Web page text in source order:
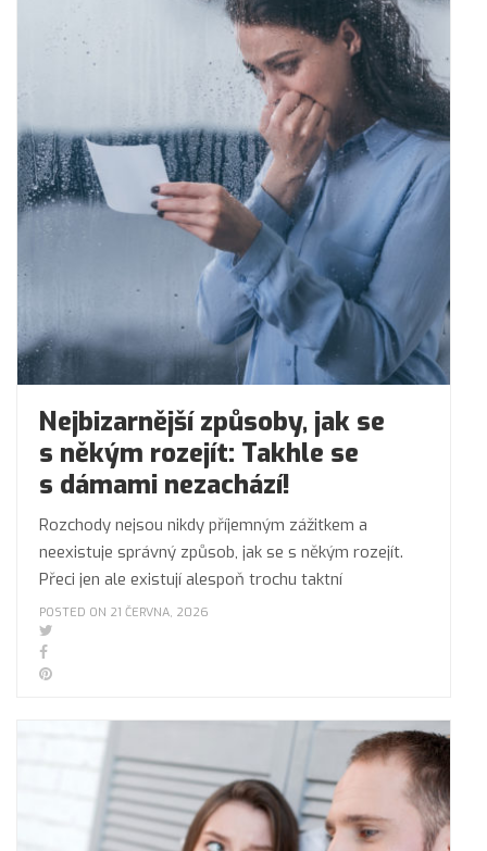
Nejbizarnější způsoby, jak se
s někým rozejít: Takhle se
s dámami nezachází!
Rozchody nejsou nikdy příjemným zážitkem a
neexistuje správný způsob, jak se s někým rozejít.
Přeci jen ale existují alespoň trochu taktní
POSTED ON 21 ČERVNA, 2026